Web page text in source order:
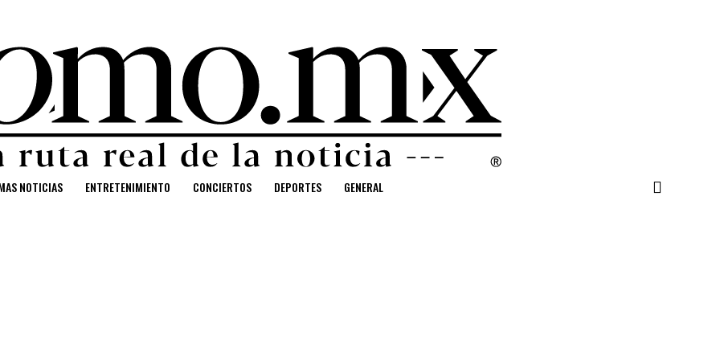
NOTICIAS ENTRETENIMIENTO CONCIERTOS DEPORTES GENERAL